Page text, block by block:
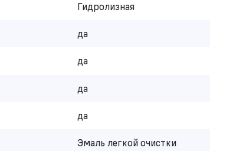
Гидролизная
да
да
да
да
Эмаль легкой очистки